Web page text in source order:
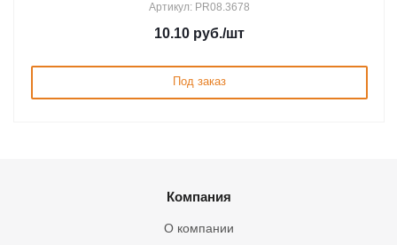
Артикул: PR08.3678
10.10 руб./шт
Под заказ
Компания
О компании